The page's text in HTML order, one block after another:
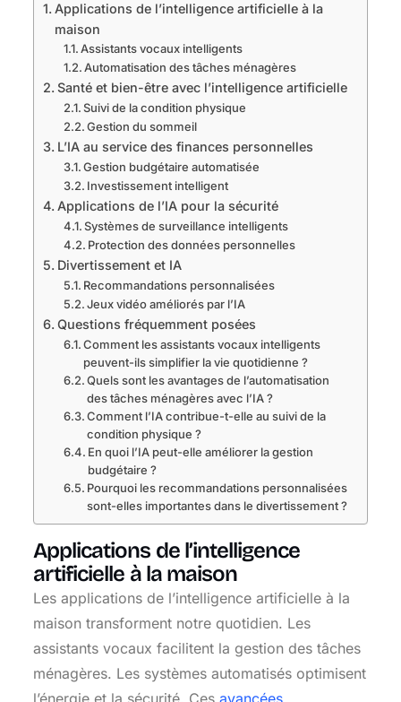
Applications de l’intelligence artificielle à la
maison
Assistants vocaux intelligents
Automatisation des tâches ménagères
Santé et bien-être avec l’intelligence artificielle
Suivi de la condition physique
Gestion du sommeil
L’IA au service des finances personnelles
Gestion budgétaire automatisée
Investissement intelligent
Applications de l’IA pour la sécurité
Systèmes de surveillance intelligents
Protection des données personnelles
Divertissement et IA
Recommandations personnalisées
Jeux vidéo améliorés par l’IA
Questions fréquemment posées
Comment les assistants vocaux intelligents
peuvent-ils simplifier la vie quotidienne ?
Quels sont les avantages de l’automatisation
des tâches ménagères avec l’IA ?
Comment l’IA contribue-t-elle au suivi de la
condition physique ?
En quoi l’IA peut-elle améliorer la gestion
budgétaire ?
Pourquoi les recommandations personnalisées
sont-elles importantes dans le divertissement ?
Applications de l’intelligence
artificielle à la maison
Les applications de l’intelligence artificielle à la
maison transforment notre quotidien. Les
assistants vocaux facilitent la gestion des tâches
ménagères. Les systèmes automatisés optimisent